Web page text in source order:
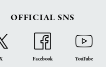
OFFICIAL SNS
Facebook YouTube